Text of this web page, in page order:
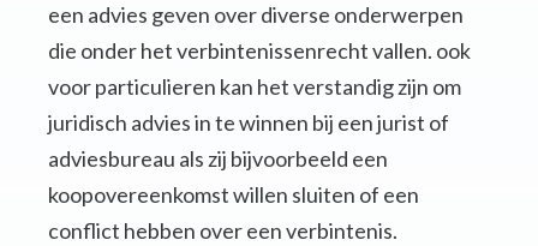
een advies geven over diverse onderwerpen
die onder het verbintenissenrecht vallen. ook
voor particulieren kan het verstandig zijn om
juridisch advies in te winnen bij een jurist of
adviesbureau als zij bijvoorbeeld een
koopovereenkomst willen sluiten of een
conflict hebben over een verbintenis.